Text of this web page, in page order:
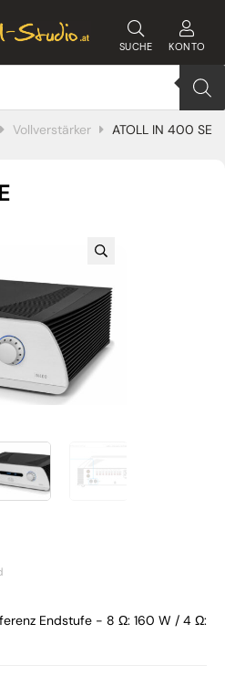
SUCHE KONTO
Vollverstärker ATOLL IN 400 SE
Endstufe - 8 Ω: 160 W / 4 Ω: